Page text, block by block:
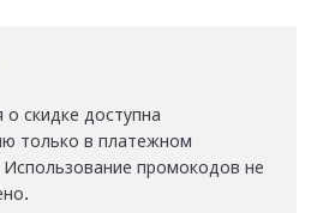
скидке доступна
только в платежном
промокодов не